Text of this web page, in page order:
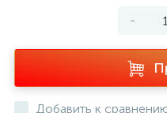
-
Добавить к